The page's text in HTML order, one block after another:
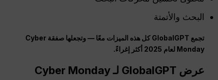
البحث والأتمتة
تجمع GlobalGPT كل هذه الميزات معًا — وتجعلها صفقة Cyber
Monday لعام 2025 أكثر إغراءً.
عرض GlobalGPT لـ Cyber Monday